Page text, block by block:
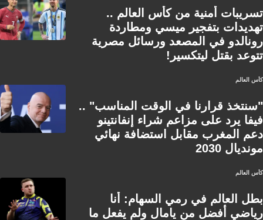
تسريبات أمنية من كأس العالم ..
تهديدات بتفجير ميسي ومطاردة
رونالدو في المصعد ورسائل مصرية
تتوعد بقتل ليتكسير!
كأس العالم
"سنتخذ قرارنا في الوقت المناسب" ..
فيفا يرد على مزاعم شراء إنفانتينو
دعم المغرب مقابل استضافة نهائي
مونديال 2030
كأس العالم
بطل العالم في رمي السهام: أنا
رياضي أفضل من يامال ولم يفعل ما